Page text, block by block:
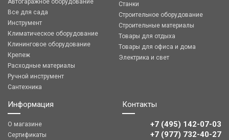
Автогаражное оборудование
Все для сада
Инструмент
Климатическое оборудование
Клининговое оборудование
Крепеж
Расходные материалы
Ручной инструмент
Сантехника
Станки
Строительное оборудование
Строительные материалы
Товары для отдыха
Товары для офиса и дома
Электрика и свет
Информация
О магазине
Сертификаты
Контакты
+7 (495) 142-07-03
‎‎+7 (977) 732-40-27